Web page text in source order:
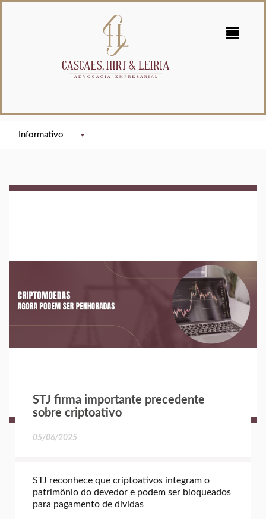
STJ firma importante precedente
sobre criptoativo
05/06/2025
STJ reconhece que criptoativos integram o
patrimônio do devedor e podem ser bloqueados
para pagamento de dívidas